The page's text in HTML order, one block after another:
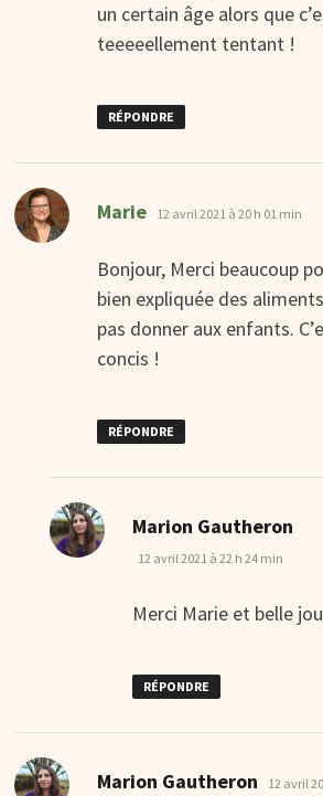
un certain âge alors que
teeeeellement tentant !
RÉPONDRE
Marie dit :
12 avril 2021 à 20 h 01 min
Bonjour, Merci beaucoup
bien expliquée des
pas donner aux enfants.
concis !
RÉPONDRE
Marion Gautheron
12 avril 2021 à 22 h 24 min
Merci Marie et belle
RÉPONDRE
Marion Gautheron dit :
12 avril